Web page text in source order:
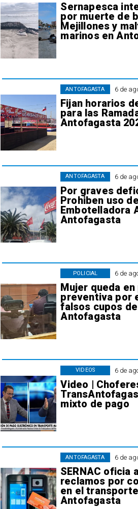
Sernapesca
por muerte de
Mejillones y
marinos en
6 de
Fijan horarios
para las
Antofagasta
ANTOFAGASTA
6 de
Por graves
Prohiben uso
Embotelladora
Antofagasta
ANTOFAGASTA
6 de
Mujer queda
preventiva por
falsos cupos
Antofagasta
POLICIAL
6 de
Video |
mixto de pago
VIDEOS
6 de
SERNAC oficia
reclamos por
en el
Antofagasta
ANTOFAGASTA